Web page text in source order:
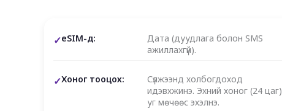
37,900₮.
35,900₮.
eSIM-д:
Дата (дуудлага болон SMS
ажиллахгүй).
Хоног тооцох:
Сүлжээнд холбогдоход
идэвхжинэ. Эхний хоног (24 цаг)
уг мөчөөс эхэлнэ.